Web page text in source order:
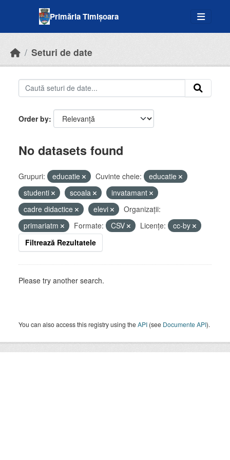
Primăria Timișoara
Seturi de date
Order by
No datasets found
Grupuri: educatie Cuvinte cheie:
educatie
studenti
scoala
invatamant
cadre didactice
elevi
Organizații:
primariatm
Formate: CSV Licenţe:
cc-by
Filtrează Rezultatele
Please try another search.
You can also access this registry using theAPI (see Documente API).